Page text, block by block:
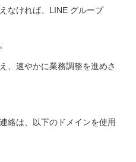
なければ、 LINE グループ
、速やかに業務調整を進めさ
絡は、以下のドメインを使用